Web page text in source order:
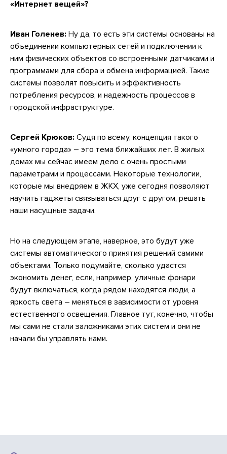
«Интернет вещей»?
Иван Голенев: Ну да, то есть эти системы основаны на
объединении компьютерных сетей и подключении к
ним физических объектов со встроенными датчиками и
программами для сбора и обмена информацией. Такие
системы позволят повысить и эффективность
потребления ресурсов, и надежность процессов в
городской инфраструктуре.
Сергей Крюков: Судя по всему, концепция такого
«умного города» – это тема ближайших лет. В жилых
домах мы сейчас имеем дело с очень простыми
параметрами и процессами. Некоторые технологии,
которые мы внедряем в ЖКХ, уже сегодня позволяют
научить гаджеты связываться друг с другом, решать
наши насущные задачи.
Но на следующем этапе, наверное, это будут уже
системы автоматического принятия решений самими
объектами. Только подумайте, сколько удастся
экономить денег, если, например, уличные фонари
будут включаться, когда рядом находятся люди, а
яркость света – меняться в зависимости от уровня
естественного освещения. Главное тут, конечно, чтобы
мы сами не стали заложниками этих систем и они не
начали бы управлять нами.